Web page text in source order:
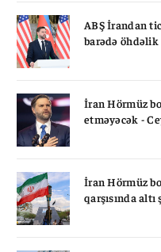
ABŞ İrandan
barədə
İran Hörmüz
etməyəcək -
İran Hörmüz
qarşısında